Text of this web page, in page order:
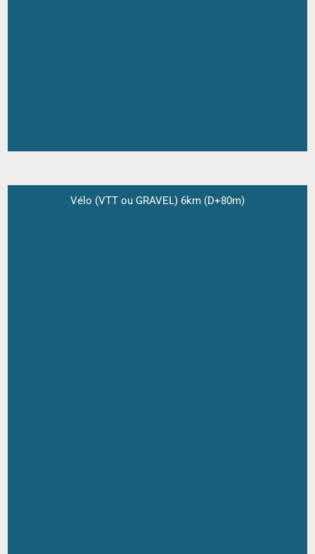
Vélo (VTT ou GRAVEL) 6km (D+80m)